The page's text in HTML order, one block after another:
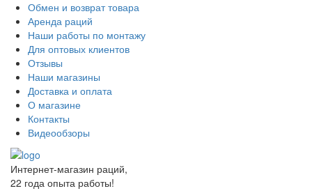
Обмен и возврат товара
Аренда раций
Наши работы по монтажу
Для оптовых клиентов
Отзывы
Наши магазины
Доставка и оплата
О магазине
Контакты
Видеообзоры
Интернет-магазин раций,
22 года опыта работы!